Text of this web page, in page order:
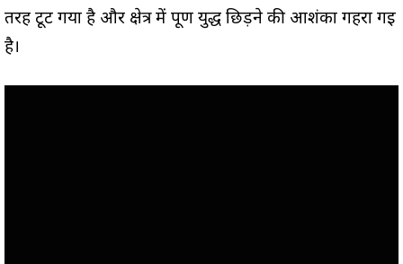
तरह टूट गया है और क्षेत्र में पूर्ण युद्ध छिड़ने की आशंका गहरा गई
है।